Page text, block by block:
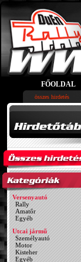
FŐOLDAL
összes hirdetés
Versenyautó
Rally
Amatőr
Egyéb
Utcai jármű
Személyautó
Motor
Kisteher
Egyéb